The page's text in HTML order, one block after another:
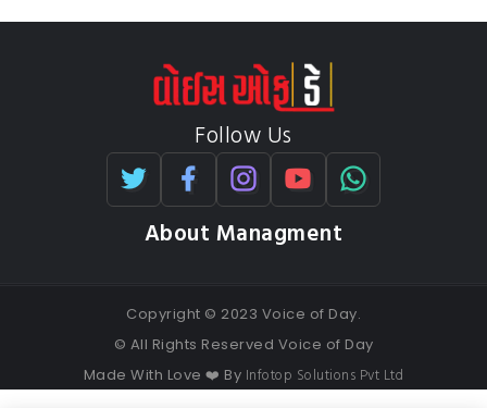
Follow Us
About Managment
Copyright © 2023 Voice of Day.
© All Rights Reserved Voice of Day
Made With Love ❤️ By Infotop Solutions Pvt Ltd